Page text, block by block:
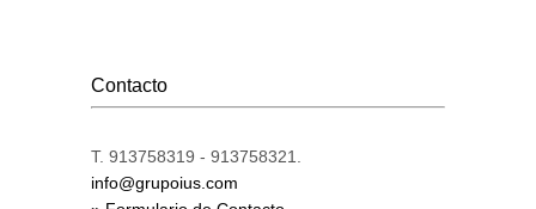
Contacto
T. 913758319 - 913758321.
info@grupoius.com